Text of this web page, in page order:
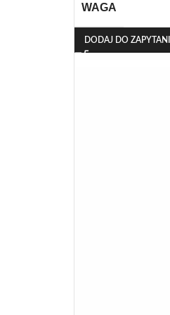
WAGA
DODAJ DO